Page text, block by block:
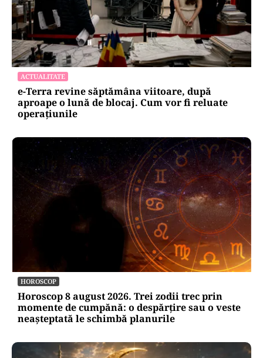
ACTUALITATE
e-Terra revine săptămâna viitoare, după
aproape o lună de blocaj. Cum vor fi reluate
operațiunile
HOROSCOP
Horoscop 8 august 2026. Trei zodii trec prin
momente de cumpănă: o despărțire sau o veste
neașteptată le schimbă planurile